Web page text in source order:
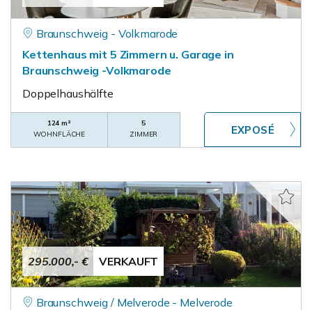
Braunschweig - Volkmarode
Kettenhaus mit 5 Zimmern u. Garage in
Braunschweig -Volkmarode
Doppelhaushälfte
124 m²
WOHNFLÄCHE
5
ZIMMER
295.000,- € VERKAUFT
Braunschweig / Melverode - Melverode